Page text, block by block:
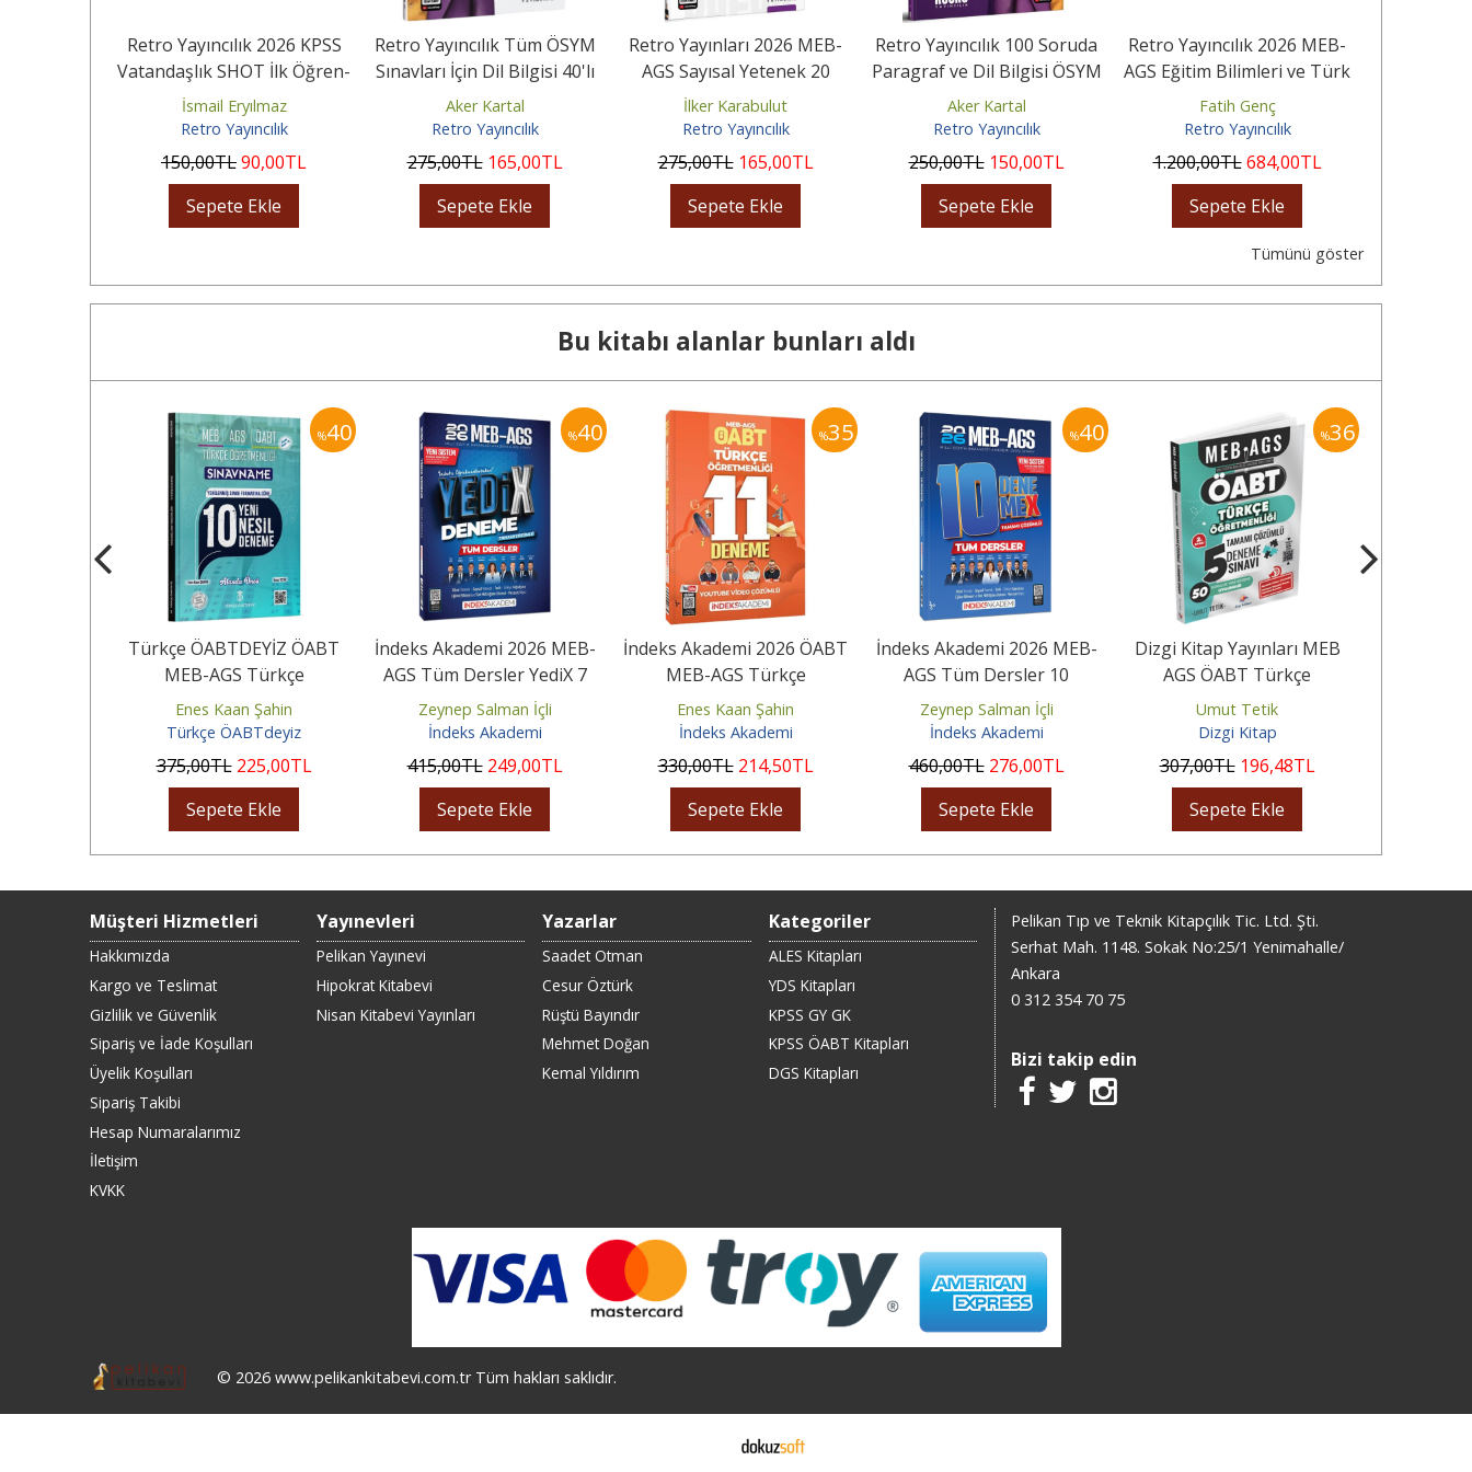
Retro Yayıncılık 2026 KPSS
Vatandaşlık SHOT İlk Öğren-
Tekrar Kitabı
İsmail Eryılmaz
Retro Yayıncılık
150,00TL90,00TL
Sepete Ekle
Retro Yayıncılık Tüm ÖSYM
Sınavları İçin Dil Bilgisi 40'lı
Deneme
Aker Kartal
Retro Yayıncılık
275,00TL 165,00TL
Sepete Ekle
Retro Yayınları 2026 MEB-
AGS Sayısal Yetenek 20
Deneme Çözümlü
İlker Karabulut
Retro Yayıncılık
275,00TL 165,00TL
Sepete Ekle
Retro Yayıncılık 100 Soruda
Paragraf ve Dil Bilgisi ÖSYM
nin İki Yüzü...
Aker Kartal
Retro Yayıncılık
250,00TL 150,00TL
Sepete Ekle
Retro Yayıncılık 2026 MEB-
AGS Eğitim Bilimleri ve Türk
Milli Eğitim...
Fatih Genç
Retro Yayıncılık
1.200,00TL 684,00TL
Sepete Ekle
Tümünü göster
Bu kitabı alanlar bunları aldı
%40
Türkçe ÖABTDEYİZ ÖABT
MEB-AGS Türkçe
Öğretmenliği Sınavname 10
Deneme...
Enes Kaan Şahin
Türkçe ÖABTdeyiz
375,00TL 225,00TL
Sepete Ekle
%40
İndeks Akademi 2026 MEB-
AGS Tüm Dersler YediX 7
Deneme Çözümlü
Zeynep Salman İçli
İndeks Akademi
415,00TL 249,00TL
Sepete Ekle
%35
İndeks Akademi 2026 ÖABT
MEB-AGS Türkçe
Öğretmenliği 11 Deneme
Youtube...
Enes Kaan Şahin
İndeks Akademi
330,00TL 214,50TL
Sepete Ekle
%40
İndeks Akademi 2026 MEB-
AGS Tüm Dersler 10
DenemeX Çözümlü
Zeynep Salman İçli
İndeks Akademi
460,00TL 276,00TL
Sepete Ekle
%36
Dizgi Kitap Yayınları MEB
AGS ÖABT Türkçe
Öğretmenliği Tamamı
Ayrıntılı...
Umut Tetik
Dizgi Kitap
307,00TL 196,48TL
Sepete Ekle
Müşteri Hizmetleri
Hakkımızda
Kargo ve Teslimat
Gizlilik ve Güvenlik
Sipariş ve İade Koşulları
Üyelik Koşulları
Sipariş Takibi
Hesap Numaralarımız
İletişim
KVKK
Yayınevleri
Pelikan Yayınevi
Hipokrat Kitabevi
Nisan Kitabevi Yayınları
Yazarlar
Saadet Otman
Cesur Öztürk
Rüştü Bayındır
Mehmet Doğan
Kemal Yıldırım
Kategoriler
ALES Kitapları
YDS Kitapları
KPSS GY GK
KPSS ÖABT Kitapları
DGS Kitapları
Pelikan Tıp ve Teknik Kitapçılık Tic. Ltd. Şti.
Serhat Mah. 1148. Sokak No:25/1 Yenimahalle/
Ankara
0 312 354 70 75
Bizi takip edin
© 2026 www.pelikankitabevi.com.tr Tüm hakları saklıdır.